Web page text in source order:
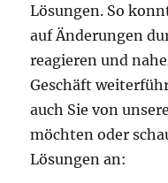
Lösungen. So
auf Änderungen
reagieren und
Geschäft
auch Sie von
möchten oder
Lösungen an: